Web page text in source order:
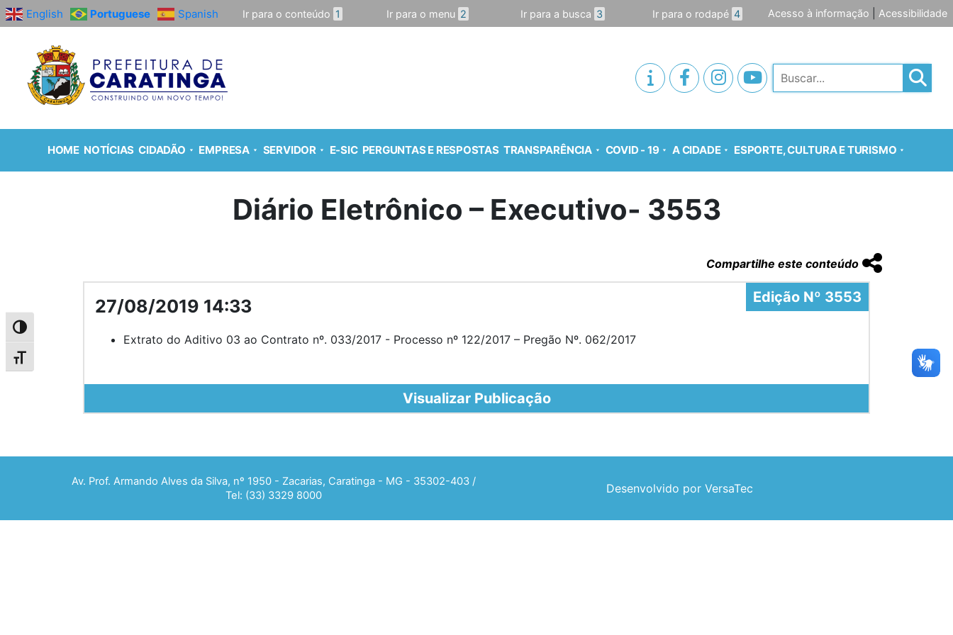
Alternar alto contraste
Alternar tamanho da fonte
English Portuguese Spanish Ir para o conteúdo 1 Ir para o menu 2 Ir para a busca 3 Ir para o rodapé 4 Acesso à informação Acessibilidade
Pesquisar
HOME NOTÍCIAS CIDADÃO EMPRESA SERVIDOR E-SIC PERGUNTAS E RESPOSTAS TRANSPARÊNCIA COVID - 19 A CIDADE ESPORTE, CULTURA E TURISMO
Diário Eletrônico – Executivo- 3553
Compartilhe este conteúdo
Edição Nº 3553
27/08/2019 14:33
Extrato do Aditivo 03 ao Contrato nº. 033/2017 - Processo nº 122/2017 – Pregão Nº. 062/2017
Visualizar Publicação
Av. Prof. Armando Alves da Silva, nº 1950 - Zacarias, Caratinga - MG - 35302-403 /
Tel: (33) 3329 8000
Desenvolvido por VersaTec